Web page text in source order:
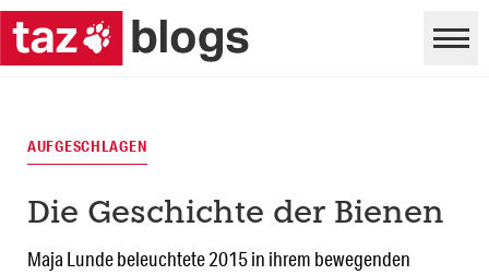
AUFGESCHLAGEN
Die Geschichte der Bienen
Maja Lunde beleuchtete 2015 in ihrem bewegenden